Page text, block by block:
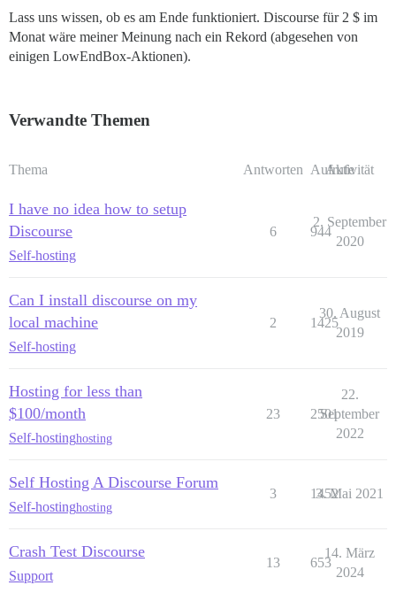
Lass uns wissen, ob es am Ende funktioniert. Discourse für 2 $ im
Monat wäre meiner Meinung nach ein Rekord (abgesehen von
einigen LowEndBox-Aktionen).
Verwandte Themen
Thema Antworten Aufrufe
Aktivität
I have no idea how to setup
Discourse
Self-hosting
6 944
2. September
2020
Can I install discourse on my
local machine
Self-hosting
2 1425
30. August
2019
Hosting for less than
$100/month
Self-hostinghosting
23 2501
22.
September
2022
Self Hosting A Discourse Forum
Self-hostinghosting
3 1452
3. Mai 2021
Crash Test Discourse
Support
13 653
14. März
2024